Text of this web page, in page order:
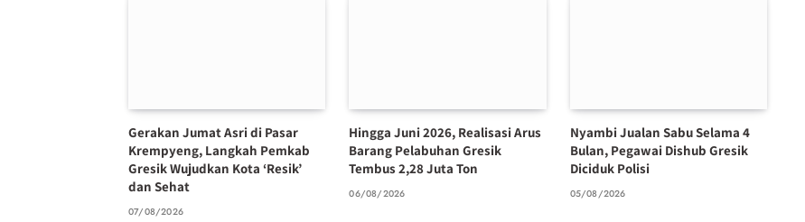
Gerakan Jumat Asri di Pasar
Krempyeng, Langkah Pemkab
Gresik Wujudkan Kota ‘Resik’
dan Sehat
07/08/2026
Hingga Juni 2026, Realisasi Arus
Barang Pelabuhan Gresik
Tembus 2,28 Juta Ton
06/08/2026
Nyambi Jualan Sabu Selama 4
Bulan, Pegawai Dishub Gresik
Diciduk Polisi
05/08/2026